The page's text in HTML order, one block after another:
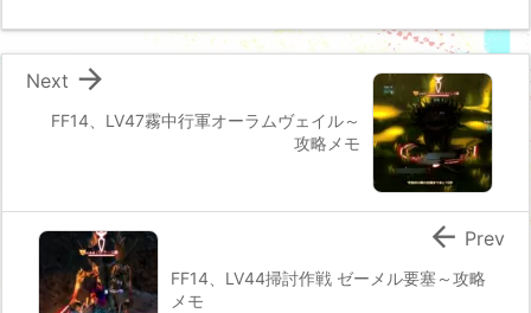
FF14、LV47霧中行軍オーラムヴェイル～
攻略メモ

Next
FF14、LV44掃討作戦 ゼーメル要塞～攻略
メモ
 Prev